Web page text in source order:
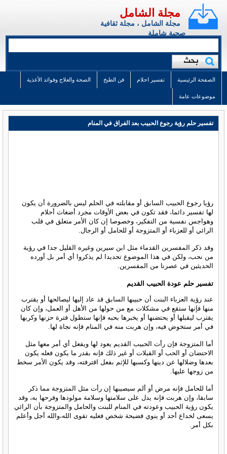
مجلة الشامل
مجلة الشامل ، مجلة ثقافية
صحية شاملة
الصفحة الرئيسية تفسير احلام فن الطبخ الصحة والعلاج وفوائد الأغذية
موضوعات عامة
تفسير حلم رؤية رجوع الحبيب بعد الفراق في المنام
رؤيا رجوع الحبيب السابق أو مقابلته في الحلم ليس بالضرورة أن يكون
لها تفسير دائما، فقد تكون في بعض الأوقات مجرد أضغاث أحلام
وهواجس نفسية من التفكير، وخصوصا إن كان الأمر متعلق في قلب
الرائي أو للعزباء أو المتزوجة أو للحامل أو الرجال.
وقد ذكر المفسرين القدماء مثل ابن سيرين وغيره القليل جدا في رؤية
من نحب، ولكن في هذا الموضوع تحديدا لم يذكروا أي أمر بل أورده
الحديثين في عصرنا من المفسرين.
تفسير حلم عودة الحبيب القديم
عند رؤية العزباء البنت أن حبيبها السابق قد عاد إليها ليصالحها أو يقترب
منها فإنها ستقع في مشكلات مع من حولها من الأهل أو العمل، وإن كان
يقترب ليقبلها أو يحتضنها أو يخبرها بحبه فإنها ستطول فترة حزنها وكربها
في أمر ستخوض فيه، وإن هربت منه في المنام فإنه نجاة لها.
أما المتزوجة فإن رأت الحبيب القديم يعود لها ويفعل أي أمر معها مثل
الاحتضان أو الحب أو القبلات أو غير ذلك فإنه بقدر ما يكون فعله يكون
بعدها وضلالها عن دينها وكسبها للإثم بفعل اقترفته، وقد يكون الأمر سخط
من زوجها عليها.
أما للحامل فإنه مرض أو ألم سيصيبها إن رأت مثل المتزوجة مما ذكر
سابقا، وإن هربت فإنه يدل على سلامتها وسلامة مولودها وفرحها به، وقد
يكون رؤية الحبيب وعودته في المنام للبنت والحامل والمتزوجة بأن الرائي
يسعى لخداع أحد أو ينوي فضيحة شخص فعليه تقوى الله،والله أجل وأعلم
بكل أمر.